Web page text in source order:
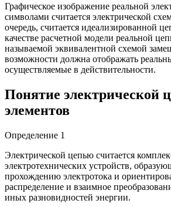
Графическое изображение реальной
символами считается электрической
очередь, считается идеализированной
качестве расчетной модели реальной
называемой эквивалентной схемой
возможности должна отображать
осуществляемые в действительности.
Понятие электрической
элементов
Определение 1
Электрической цепью считается
электротехнических устройств,
прохождению электротока и
распределение и взаимное
иных разновидностей энергии.